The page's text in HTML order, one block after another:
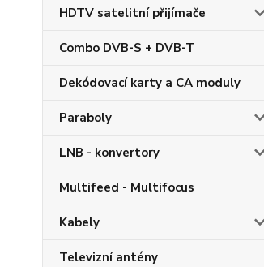
HDTV satelitní přijímače
Combo DVB-S + DVB-T
Dekódovací karty a CA moduly
Paraboly
LNB - konvertory
Multifeed - Multifocus
Kabely
Televizní antény